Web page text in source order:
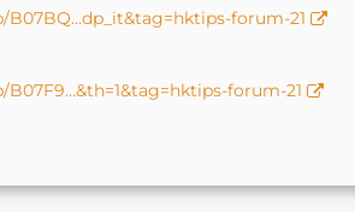
B07BQ…dp_it&tag=hktips-forum-21
forum-21